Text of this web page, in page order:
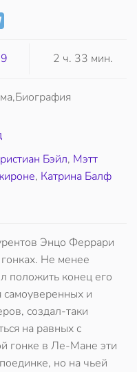
2 ч. 33 мин.
Бэйл, Мэтт
, Катрина Балф
Энцо Феррари
Не менее
положить конец его
самоуверенных и
создал-таки
на равных с
гонке в Ле-Мане эти
но на чьей